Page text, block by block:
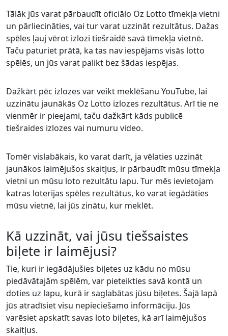
Tālāk jūs varat pārbaudīt oficiālo Oz Lotto tīmekļa vietni
un pārliecināties, vai tur varat uzzināt rezultātus. Dažas
spēles ļauj vērot izlozi tiešraidē savā tīmekļa vietnē.
Taču paturiet prātā, ka tas nav iespējams visās lotto
spēlēs, un jūs varat palikt bez šādas iespējas.
Dažkārt pēc izlozes var veikt meklēšanu YouTube, lai
uzzinātu jaunākās Oz Lotto izlozes rezultātus. Arī tie ne
vienmēr ir pieejami, taču dažkārt kāds publicē
tiešraides izlozes vai numuru video.
Tomēr vislabākais, ko varat darīt, ja vēlaties uzzināt
jaunākos laimējušos skaitļus, ir pārbaudīt mūsu tīmekļa
vietni un mūsu loto rezultātu lapu. Tur mēs ievietojam
katras loterijas spēles rezultātus, ko varat iegādāties
mūsu vietnē, lai jūs zinātu, kur meklēt.
Kā uzzināt, vai jūsu tiešsaistes
biļete ir laimējusi?
Tie, kuri ir iegādājušies biļetes uz kādu no mūsu
piedāvātajām spēlēm, var pieteikties savā kontā un
doties uz lapu, kurā ir saglabātas jūsu biļetes. Šajā lapā
jūs atradīsiet visu nepieciešamo informāciju. Jūs
varēsiet apskatīt savas loto biļetes, kā arī laimējušos
skaitļus.